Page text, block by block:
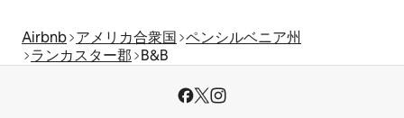
Airbnb アメリカ合衆国 ペンシルベニア州
ランカスター郡 B&B